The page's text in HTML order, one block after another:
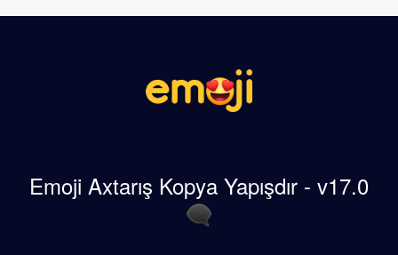
Emoji Axtarış Kopya Yapışdır - v17.0